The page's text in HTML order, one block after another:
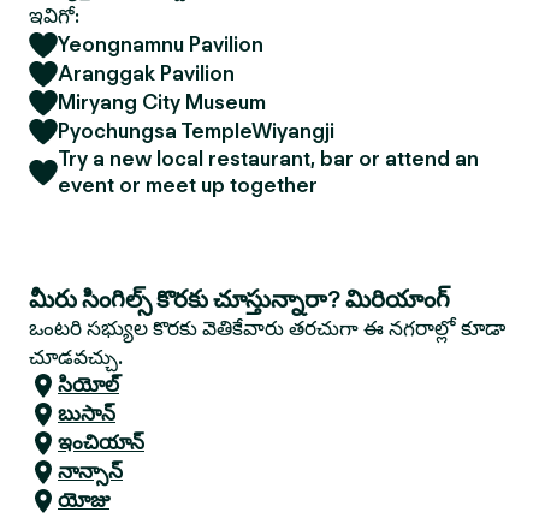
ఇవిగో:
Yeongnamnu Pavilion
Aranggak Pavilion
Miryang City Museum
Pyochungsa TempleWiyangji
Try a new local restaurant, bar or attend an
event or meet up together
మీరు సింగిల్స్ కొరకు చూస్తున్నారా? మిరియాంగ్
ఒంటరి సభ్యుల కొరకు వెతికేవారు తరచుగా ఈ నగరాల్లో కూడా
చూడవచ్చు.
సియోల్
బుసాన్
ఇంచియాన్
నాన్సాన్
యోజు